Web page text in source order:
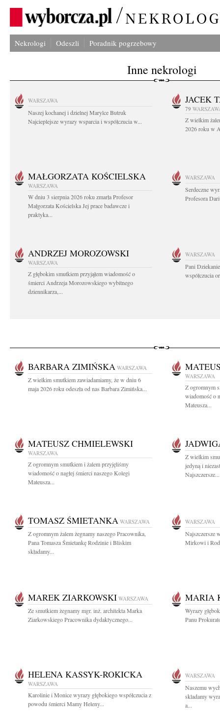
Nekrologi Odeszli Poradnik pogrzebowy
Inne nekrologi
WARSZAWA
Naszej kochanej i dzielnej Marylce Butruk
Najcieplejsze wyrazy wsparcia i współczucia w...
JACEK
79
Z wielkim
2026 roku w
MAŁGORZATA KOŚCIELSKA
WARSZAWA
W dniu 3 sierpnia 2026 roku zmarła Profesor
Małgorzata Kościelska Jej prace badawcze i
praktyka...
WARSZAWA
Serdeczne
Profesora
ANDRZEJ MOROZOWSKI
WARSZAWA
Z głębokim smutkiem przyjąłem wiadomość o
śmierci Andrzeja Morozowskiego wybitnego
dziennikarza,...
WARSZAWA
Pani
współczucia
BARBARA ZIMIŃSKA WARSZAWA
Z wielkim smutkiem zawiadamiamy, że w dniu 6
maja 2026 roku odeszła od nas Barbara Zimińska...
WARSZAWA
Z ogromnym
wiadomość o
Mateusza...
MATEUSZ CHMIELEWSKI
WARSZAWA
Z ogromnym smutkiem i żalem przyjęliśmy
wiadomość o nagłej śmierci naszego Kolegi
Mateusza...
Z wielkim
jedyną i
Najszczersze...
TOMASZ ŚMIETANKA WARSZAWA
Z ogromnym żalem żegnamy naszego Pracownika,
Pana Tomasza Śmietankę Rodzinie i Bliskim
składamy...
WARSZAWA
Najszczersze
Mirkowi i
MAREK ZIARKOWSKI WARSZAWA
Ze smutkiem żegnamy mgr. inż. architekta Marka
Ziarkowskiego Pracownika dydaktycznego...
MARIA
Wyrazy
Panu
HELENA KASSYK-ROKICKA
WARSZAWA
Karolinie i Monice wyrazy głębokiego współczucia z
powodu śmierci Mamy Heleny...
WARSZAWA
Naszemu
skladamy
a...